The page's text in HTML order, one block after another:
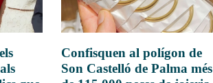
Confisquen al polígon de
Son Castelló de Palma més